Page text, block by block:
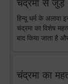
हिन्दू धर्म के अलावा
चंद्रमा का विशेष
बाद किया जाता है
चंद्रमा का